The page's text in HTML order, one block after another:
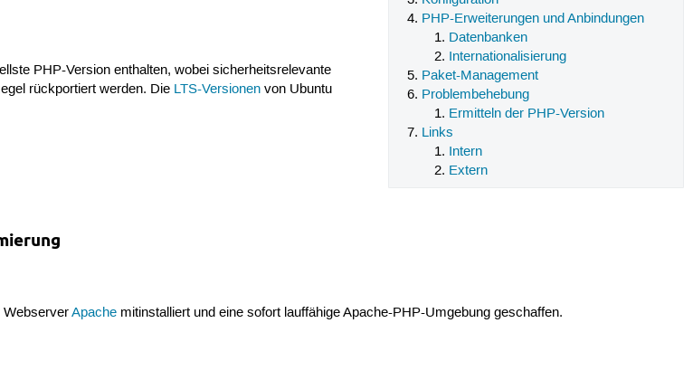
PHP-Erweiterungen und Anbindungen
Datenbanken
Internationalisierung
Paket-Management
Problembehebung
Ermitteln der PHP-Version
Links
Intern
Extern
PHP-Version enthalten, wobei sicherheitsrelevante
rückportiert werden. Die LTS-Versionen von Ubuntu
WebserverApache mitinstalliert und eine sofort lauffähige Apache-PHP-Umgebung geschaffen.